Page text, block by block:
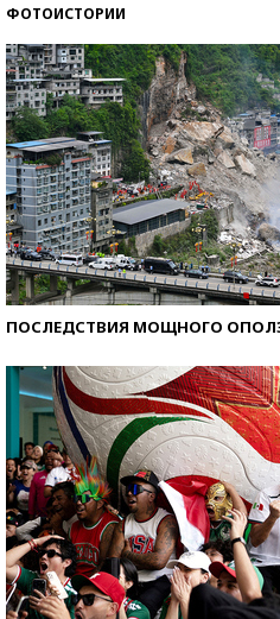
ФОТОИСТОРИИ
ПОСЛЕДСТВИЯ МОЩНОГО